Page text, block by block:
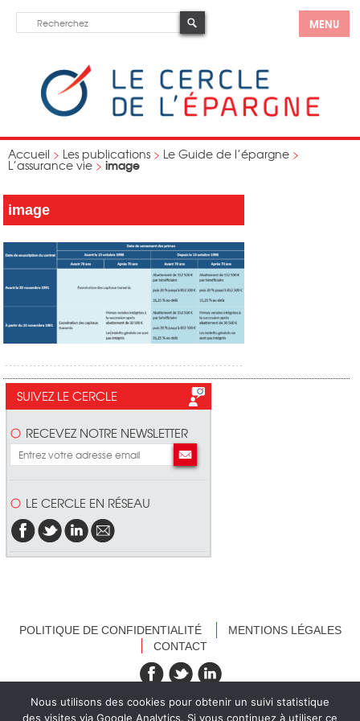
MENU
Accueil > Les publications > Le Guide de l’épargne >
L’assurance vie > image
image
SUIVEZ LE CERCLE
RECEVEZ NOTRE NEWSLETTER
LE CERCLE EN RÉSEAU
POLITIQUE DE CONFIDENTIALITÉ
MENTIONS LÉGALES
CONTACT
recevez nos newsletters
Nous utilisons des cookies pour obtenir un suivi statistique
des visites via Google Analytics. Si vous continuez à utiliser ce